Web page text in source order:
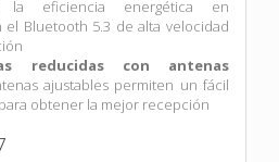
la eficiencia energética en
el Bluetooth 5.3 de alta velocidad
reducidas con antenas
ajustables permiten un fácil
obtener la mejor recepción